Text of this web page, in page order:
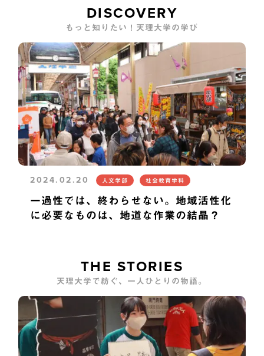
DISCOVERY
もっと知りたい！天理大学の学び
2024.02.20 人文学部 社会教育学科
一過性では、終わらせない。地域活性化
に必要なものは、地道な作業の結晶？
THE STORIES
天理大学で紡ぐ、一人ひとりの物語。